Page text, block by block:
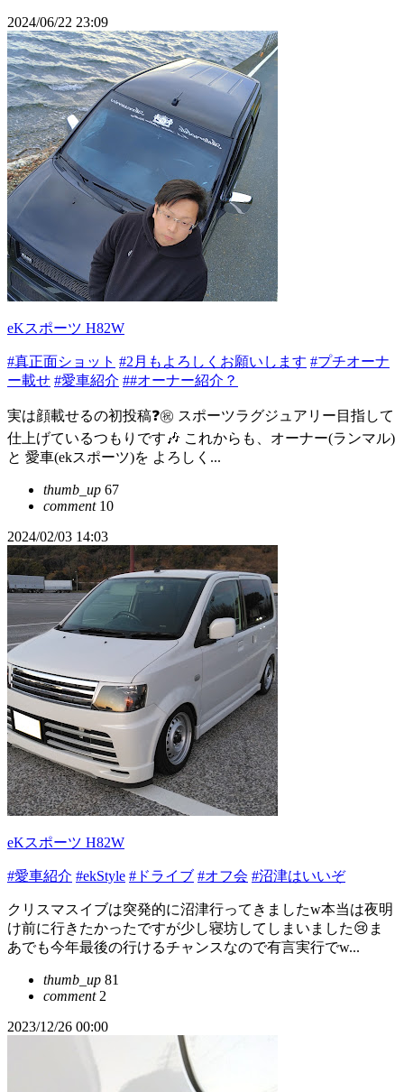
2024/06/22 23:09
eKスポーツ H82W
#真正面ショット #2月もよろしくお願いします #プチオーナ
ー載せ #愛車紹介 ##オーナー紹介？
実は顔載せるの初投稿❓㊗️ スポーツラグジュアリー目指して
仕上げているつもりです🎶 これからも、オーナー(ランマル)
と 愛車(ekスポーツ)を よろしく...
thumb_up 67
comment10
2024/02/03 14:03
eKスポーツ H82W
#愛車紹介 #ekStyle #ドライブ #オフ会 #沼津はいいぞ
クリスマスイブは突発的に沼津行ってきましたw本当は夜明
け前に行きたかったですが少し寝坊してしまいました😢ま
あでも今年最後の行けるチャンスなので有言実行でw...
thumb_up 81
comment2
2023/12/26 00:00